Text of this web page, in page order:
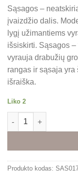
Sąsagos –
įvaizdžio dalis.
lygį užimantiems
išsiskirti. Sąsagos
vyrauja drabužių
rangas ir sąsaja
išraiška.
Liko 2
produkto kiekis:
Alternative:
Produkto kodas: